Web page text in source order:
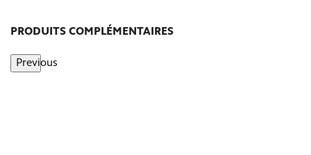
PRODUITS COMPLÉMENTAIRES
Previous